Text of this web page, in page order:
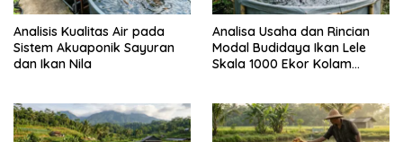
Analisis Kualitas Air pada
Sistem Akuaponik Sayuran
dan Ikan Nila
Analisa Usaha dan Rincian
Modal Budidaya Ikan Lele
Skala 1000 Ekor Kolam